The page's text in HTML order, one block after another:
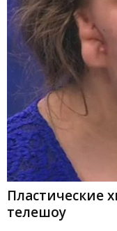
Пластические
телешоу